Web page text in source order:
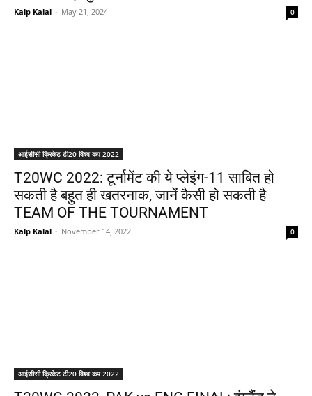
Kalp Kalal - May 21, 2024 0
आईसीसी क्रिकेट टी20 विश्व कप 2022
T20WC 2022: टूर्नामेंट की ये प्लेइंग-11 साबित हो
सकती है बहुत ही खतरनाक, जानें कैसी हो सकती है
TEAM OF THE TOURNAMENT
Kalp Kalal - November 14, 2022 0
आईसीसी क्रिकेट टी20 विश्व कप 2022